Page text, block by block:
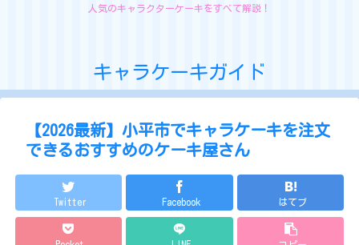
人気のキャラクターケーキをすべて解説！
キャラケーキガイド
【2026最新】小平市でキャラケーキを注文
できるおすすめのケーキ屋さん
Twitter Facebook はてブ